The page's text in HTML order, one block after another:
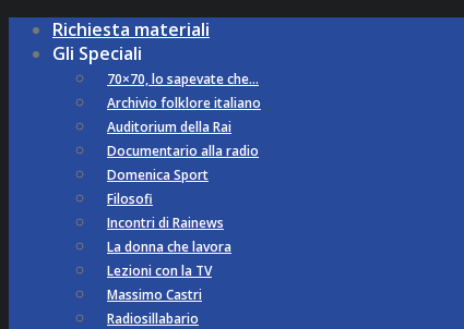
Richiesta materiali
Gli Speciali
70×70, lo sapevate che…
Archivio folklore italiano
Auditorium della Rai
Documentario alla radio
Domenica Sport
Filosofi
Incontri di Rainews
La donna che lavora
Lezioni con la TV
Massimo Castri
Radiosillabario